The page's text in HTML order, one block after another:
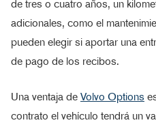
de tres o cuatro años, un
adicionales, como el
pueden elegir si aportar una
de pago de los recibos.
Una ventaja de Volvo Options
contrato el vehículo tendrá un